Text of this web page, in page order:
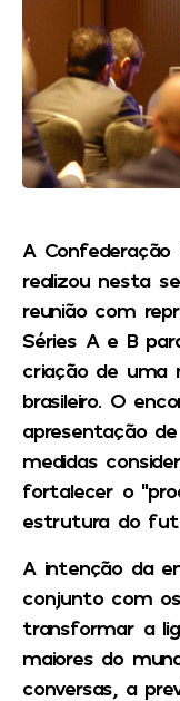
A Confederação
realizou nesta
reunião com
Séries A e B
criação de uma
brasileiro. O
apresentação
medidas
fortalecer o
estrutura do
A intenção da
conjunto com
transformar a
maiores do
conversas, a